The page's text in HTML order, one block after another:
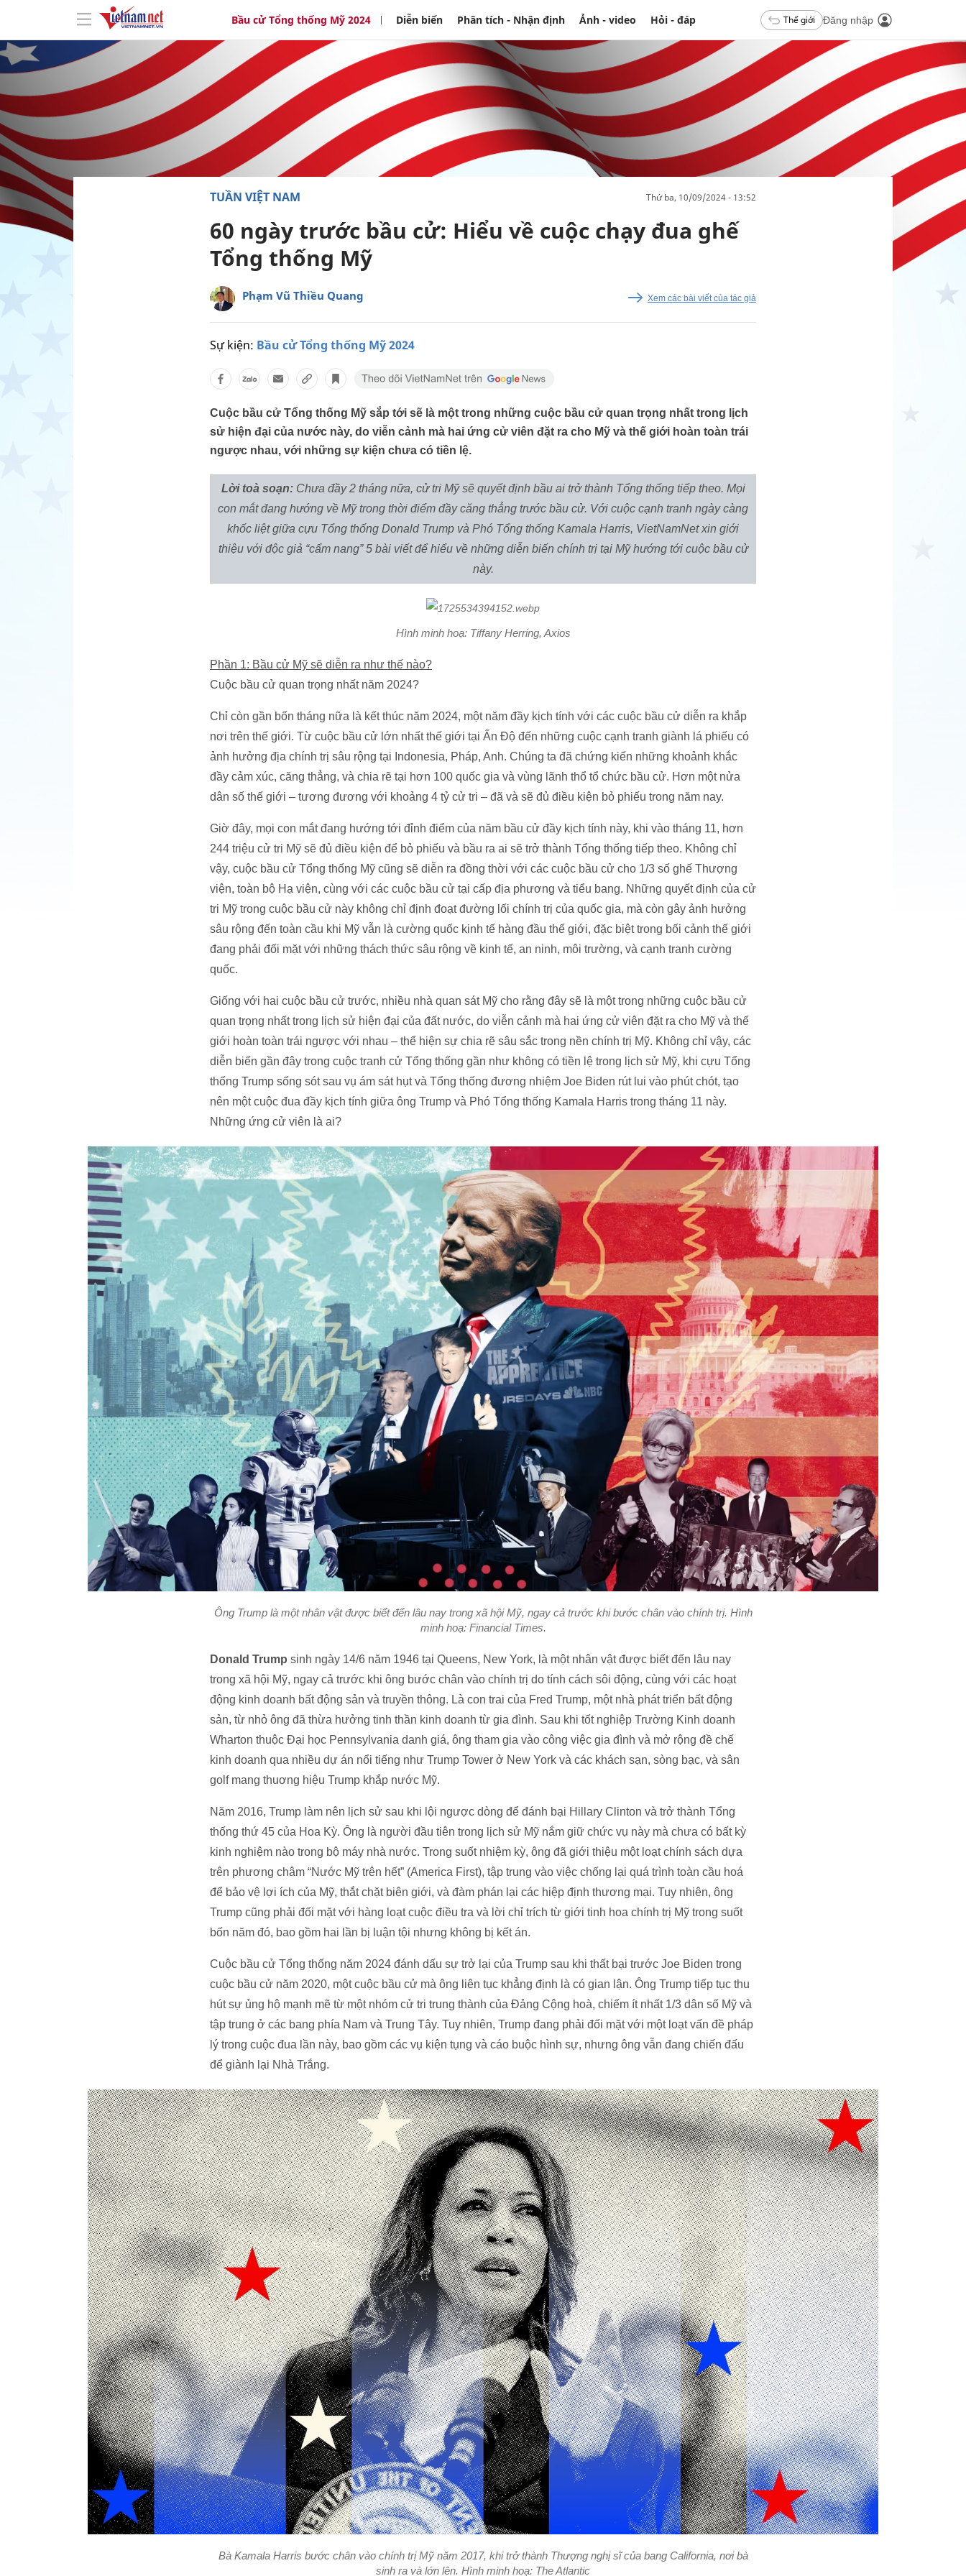
Bầu cử Tổng thống Mỹ 2024 Diễn biến Phân tích - Nhận định Ảnh - video Hỏi - đáp Thế giới Đăng nhập
TUẦN VIỆT NAM thứ ba, 10/09/2024 - 13:52
60 ngày trước bầu cử: Hiểu về cuộc chạy đua ghế
Tổng thống Mỹ
Phạm Vũ Thiều Quang Xem các bài viết của tác giả
Sự kiện: Bầu cử Tổng thống Mỹ 2024
Cuộc bầu cử Tổng thống Mỹ sắp tới sẽ là một trong những cuộc bầu cử quan trọng nhất trong lịch
sử hiện đại của nước này, do viễn cảnh mà hai ứng cử viên đặt ra cho Mỹ và thế giới hoàn toàn trái
ngược nhau, với những sự kiện chưa có tiền lệ.
Lời toà soạn: Chưa đầy 2 tháng nữa, cử tri Mỹ sẽ quyết định bầu ai trở thành Tổng thống tiếp theo. Mọi
con mắt đang hướng về Mỹ trong thời điểm đầy căng thẳng trước bầu cử. Với cuộc cạnh tranh ngày càng
khốc liệt giữa cựu Tổng thống Donald Trump và Phó Tổng thống Kamala Harris, VietNamNet xin giới
thiệu với độc giả “cẩm nang” 5 bài viết để hiểu về những diễn biến chính trị tại Mỹ hướng tới cuộc bầu cử
này.
Hình minh hoạ: Tiffany Herring, Axios
Phần 1: Bầu cử Mỹ sẽ diễn ra như thế nào?
Cuộc bầu cử quan trọng nhất năm 2024?
Chỉ còn gần bốn tháng nữa là kết thúc năm 2024, một năm đầy kịch tính với các cuộc bầu cử diễn ra khắp
nơi trên thế giới. Từ cuộc bầu cử lớn nhất thế giới tại Ấn Độ đến những cuộc cạnh tranh giành lá phiếu có
ảnh hưởng địa chính trị sâu rộng tại Indonesia, Pháp, Anh. Chúng ta đã chứng kiến những khoảnh khắc
đầy cảm xúc, căng thẳng, và chia rẽ tại hơn 100 quốc gia và vùng lãnh thổ tổ chức bầu cử. Hơn một nửa
dân số thế giới – tương đương với khoảng 4 tỷ cử tri – đã và sẽ đủ điều kiện bỏ phiếu trong năm nay.
Giờ đây, mọi con mắt đang hướng tới đỉnh điểm của năm bầu cử đầy kịch tính này, khi vào tháng 11, hơn
244 triệu cử tri Mỹ sẽ đủ điều kiện để bỏ phiếu và bầu ra ai sẽ trở thành Tổng thống tiếp theo. Không chỉ
vậy, cuộc bầu cử Tổng thống Mỹ cũng sẽ diễn ra đồng thời với các cuộc bầu cử cho 1/3 số ghế Thượng
viện, toàn bộ Hạ viện, cùng với các cuộc bầu cử tại cấp địa phương và tiểu bang. Những quyết định của cử
tri Mỹ trong cuộc bầu cử này không chỉ định đoạt đường lối chính trị của quốc gia, mà còn gây ảnh hưởng
sâu rộng đến toàn cầu khi Mỹ vẫn là cường quốc kinh tế hàng đầu thế giới, đặc biệt trong bối cảnh thế giới
đang phải đối mặt với những thách thức sâu rộng về kinh tế, an ninh, môi trường, và cạnh tranh cường
quốc.
Giống với hai cuộc bầu cử trước, nhiều nhà quan sát Mỹ cho rằng đây sẽ là một trong những cuộc bầu cử
quan trọng nhất trong lịch sử hiện đại của đất nước, do viễn cảnh mà hai ứng cử viên đặt ra cho Mỹ và thế
giới hoàn toàn trái ngược với nhau – thể hiện sự chia rẽ sâu sắc trong nền chính trị Mỹ. Không chỉ vậy, các
diễn biến gần đây trong cuộc tranh cử Tổng thống gần như không có tiền lệ trong lịch sử Mỹ, khi cựu Tổng
thống Trump sống sót sau vụ ám sát hụt và Tổng thống đương nhiệm Joe Biden rút lui vào phút chót, tạo
nên một cuộc đua đầy kịch tính giữa ông Trump và Phó Tổng thống Kamala Harris trong tháng 11 này.
Những ứng cử viên là ai?
Ông Trump là một nhân vật được biết đến lâu nay trong xã hội Mỹ, ngay cả trước khi bước chân vào chính trị. Hình
minh hoạ: Financial Times.
Donald Trump sinh ngày 14/6 năm 1946 tại Queens, New York, là một nhân vật được biết đến lâu nay
trong xã hội Mỹ, ngay cả trước khi ông bước chân vào chính trị do tính cách sôi động, cùng với các hoạt
động kinh doanh bất động sản và truyền thông. Là con trai của Fred Trump, một nhà phát triển bất động
sản, từ nhỏ ông đã thừa hưởng tinh thần kinh doanh từ gia đình. Sau khi tốt nghiệp Trường Kinh doanh
Wharton thuộc Đại học Pennsylvania danh giá, ông tham gia vào công việc gia đình và mở rộng đề chế
kinh doanh qua nhiều dự án nổi tiếng như Trump Tower ở New York và các khách sạn, sòng bạc, và sân
golf mang thuơng hiệu Trump khắp nước Mỹ.
Năm 2016, Trump làm nên lịch sử sau khi lội ngược dòng để đánh bại Hillary Clinton và trở thành Tổng
thống thứ 45 của Hoa Kỳ. Ông là người đầu tiên trong lịch sử Mỹ nắm giữ chức vụ này mà chưa có bất kỳ
kinh nghiệm nào trong bộ máy nhà nước. Trong suốt nhiệm kỳ, ông đã giới thiệu một loạt chính sách dựa
trên phương châm “Nước Mỹ trên hết” (America First), tập trung vào việc chống lại quá trình toàn cầu hoá
để bảo vệ lợi ích của Mỹ, thắt chặt biên giới, và đàm phán lại các hiệp định thương mại. Tuy nhiên, ông
Trump cũng phải đối mặt với hàng loạt cuộc điều tra và lời chỉ trích từ giới tinh hoa chính trị Mỹ trong suốt
bốn năm đó, bao gồm hai lần bị luận tội nhưng không bị kết án.
Cuộc bầu cử Tổng thống năm 2024 đánh dấu sự trở lại của Trump sau khi thất bại trước Joe Biden trong
cuộc bầu cử năm 2020, một cuộc bầu cử mà ông liên tục khẳng định là có gian lận. Ông Trump tiếp tục thu
hút sự ủng hộ mạnh mẽ từ một nhóm cử tri trung thành của Đảng Cộng hoà, chiếm ít nhất 1/3 dân số Mỹ và
tập trung ở các bang phía Nam và Trung Tây. Tuy nhiên, Trump đang phải đối mặt với một loạt vấn đề pháp
lý trong cuộc đua lần này, bao gồm các vụ kiện tụng và cáo buộc hình sự, nhưng ông vẫn đang chiến đấu
để giành lại Nhà Trắng.
Bà Kamala Harris bước chân vào chính trị Mỹ năm 2017, khi trở thành Thượng nghị sĩ của bang California, nơi bà
sinh ra và lớn lên. Hình minh hoạ: The Atlantic